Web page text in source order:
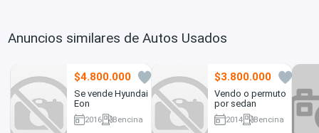
Anuncios similares de Autos Usados
$4.800.000
Se vende Hyundai
Eon
2016
Bencina
$3.800.000
Vendo o permuto
por sedan
2014
Bencina